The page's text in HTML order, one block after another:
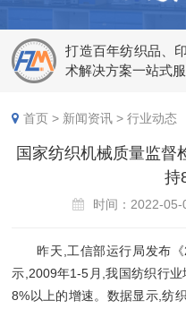
打造百年纺织品、
术解决方案一站式
首页 > 新闻资讯 >行业动态
国家纺织机械质量监督
持
时间：2022-
昨天,工信部运行局发布
示,2009年1-5月,我国纺织行
8%以上的增速。数据显示,纺